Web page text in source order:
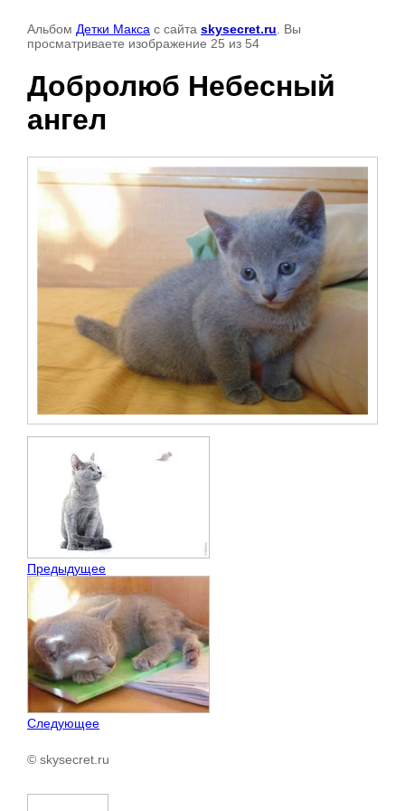
Альбом Детки Макса с сайта skysecret.ru . Вы
просматриваете изображение 25 из 54
Добролюб Небесный
ангел
Предыдущее
Следующее
© skysecret.ru